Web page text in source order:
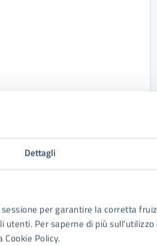
Dettagli
per garantire la corretta
Per saperne di più
Policy.